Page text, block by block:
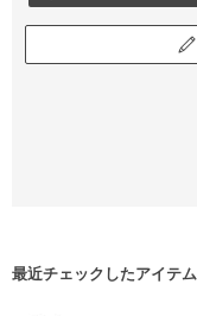
最近チェックしたアイテム